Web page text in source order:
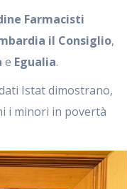
Farmacisti
il Consiglio,
e Egualia.
Istat dimostrano,
i minori in povertà